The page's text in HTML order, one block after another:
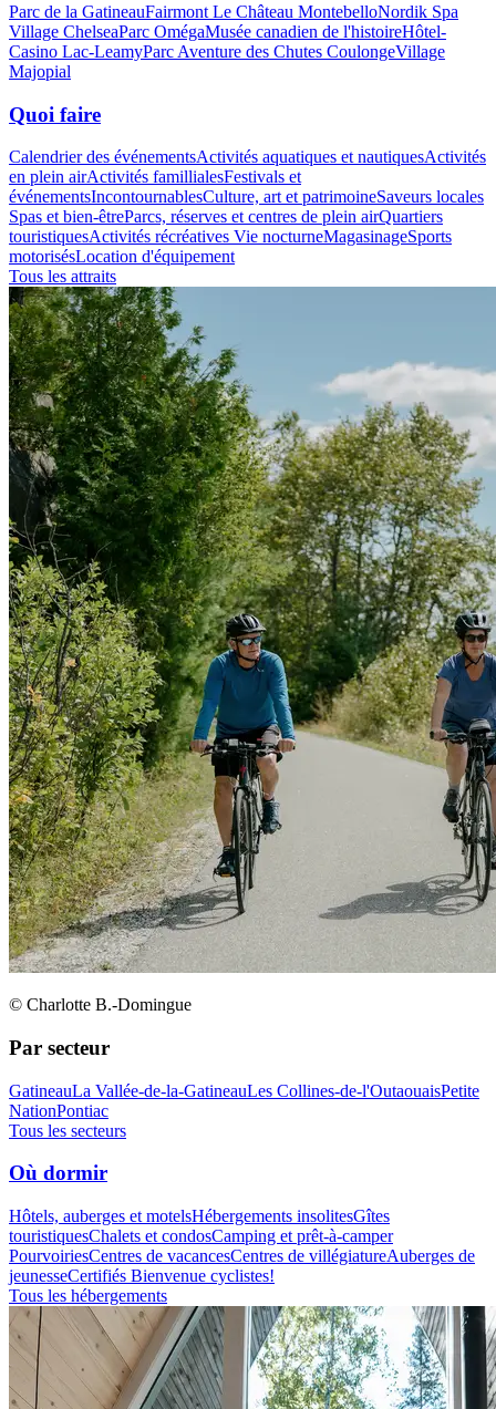
Parc de la GatineauFairmont Le Château MontebelloNordik Spa
Village ChelseaParc OmégaMusée canadien de l'histoireHôtel-
Casino Lac-LeamyParc Aventure des Chutes CoulongeVillage
Majopial
Quoi faire
Calendrier des événementsActivités aquatiques et nautiquesActivités
en plein airActivités famillialesFestivals et
événementsIncontournablesCulture, art et patrimoineSaveurs locales
Spas et bien-êtreParcs, réserves et centres de plein airQuartiers
touristiquesActivités récréatives Vie nocturneMagasinageSports
motorisésLocation d'équipement
Tous les attraits
© Charlotte B.-Domingue
Par secteur
GatineauLa Vallée-de-la-GatineauLes Collines-de-l'OutaouaisPetite
NationPontiac
Tous les secteurs
Où dormir
Hôtels, auberges et motelsHébergements insolitesGîtes
touristiquesChalets et condosCamping et prêt-à-camper
PourvoiriesCentres de vacancesCentres de villégiatureAuberges de
jeunesseCertifiés Bienvenue cyclistes!
Tous les hébergements